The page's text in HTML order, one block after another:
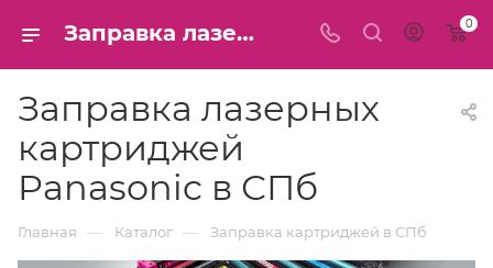
Заправка лазерных картриджей Panasonic в СПб 0
Заправка лазерных
картриджей
Panasonic в СПб
Главная — Каталог — Заправка картриджей в СПб